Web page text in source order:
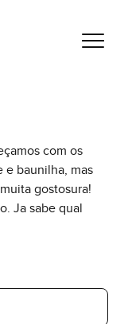
com os
e baunilha, mas
gostosura!
Ja sabe qual